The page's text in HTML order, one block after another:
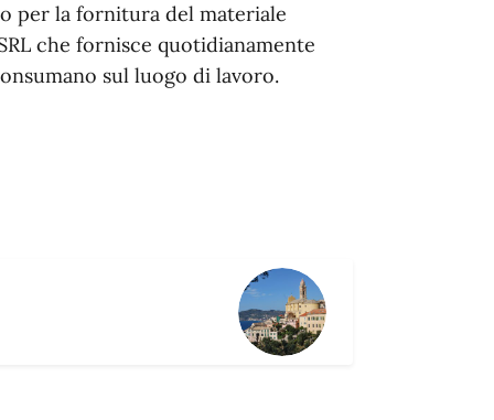
per la fornitura del materiale
che fornisce quotidianamente
sul luogo di lavoro.